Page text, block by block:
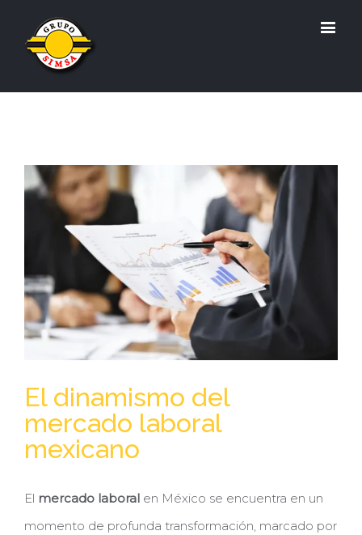
View
Larger
El dinamismo del
mercado laboral
mexicano
El mercado laboral en México se encuentra en un
momento de profunda transformación, marcado por